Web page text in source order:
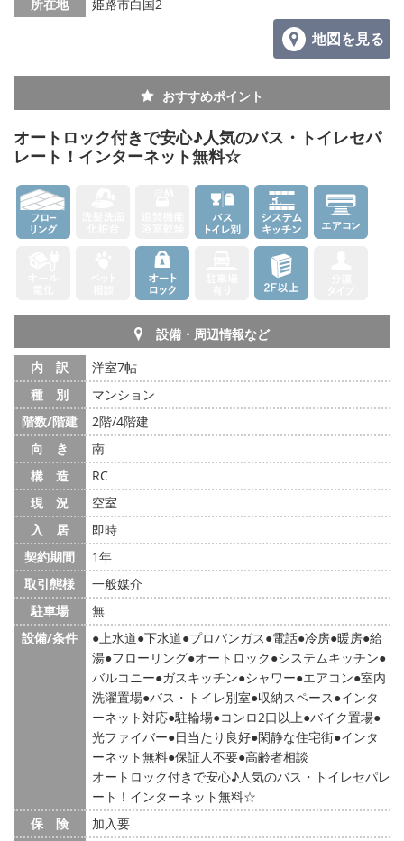
所在地
姫路市白国2
地図を見る
おすすめポイント
オートロック付きで安心♪人気のバス・トイレセパ
レート！インターネット無料☆
設備・周辺情報など
内 訳
洋室7帖
種 別
マンション
階数/階建
2階/4階建
向 き
南
構 造
RC
現 況
空室
入 居
即時
契約期間
1年
取引態様
一般媒介
駐車場
無
設備/条件
上水道 下水道 プロパンガス 電話 冷房 暖房 給
湯 フローリング オートロック システムキッチン
バルコニー ガスキッチン シャワー エアコン 室内
洗濯置場 バス・トイレ別室 収納スペース インタ
ーネット対応 駐輪場 コンロ2口以上 バイク置場
光ファイバー 日当たり良好 閑静な住宅街 インタ
ーネット無料 保証人不要 高齢者相談
オートロック付きで安心♪人気のバス・トイレセパレ
ート！インターネット無料☆
保 険
加入要